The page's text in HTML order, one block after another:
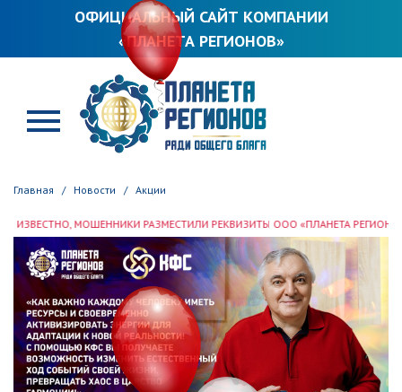
ОФИЦИАЛЬНЫЙ САЙТ КОМПАНИИ
«ПЛАНЕТА РЕГИОНОВ»
ПЛАНЕТА РЕГИОНОВ
Главная Новости Акции
РАЗМЕСТИЛИ РЕКВИЗИТЫ ООО «ПЛАНЕТА РЕГИОНОВ» В СЕТИ